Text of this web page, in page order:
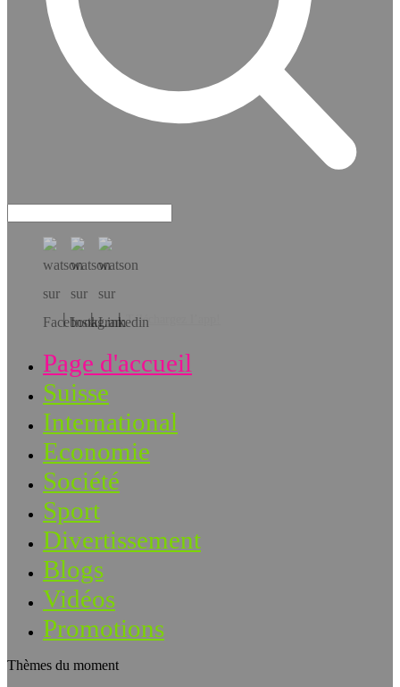
Téléchargez l’app!
Page d'accueil
Suisse
International
Economie
Société
Sport
Divertissement
Blogs
Vidéos
Promotions
Thèmes du moment